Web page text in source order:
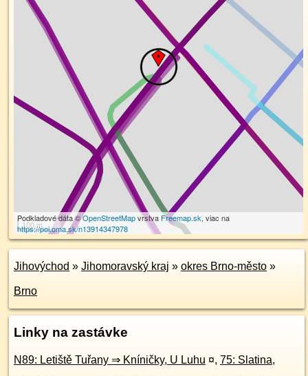
100 m
Podkladové dáta ©OpenStreetMapvrstva Freemap.sk, viac na
https://poi.oma.sk/n13914347978
Jihovýchod » Jihomoravský kraj » okres Brno-město »
Brno
Linky na zastávke
N89: Letiště Tuřany ⇒ Kníničky, U Luhu ¤, 75: Slatina,